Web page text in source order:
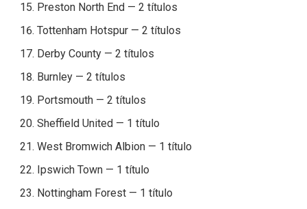
Preston North End — 2 títulos
Tottenham Hotspur — 2 títulos
Derby County — 2 títulos
Burnley — 2 títulos
Portsmouth — 2 títulos
Sheffield United — 1 título
West Bromwich Albion — 1 título
Ipswich Town — 1 título
Nottingham Forest — 1 título